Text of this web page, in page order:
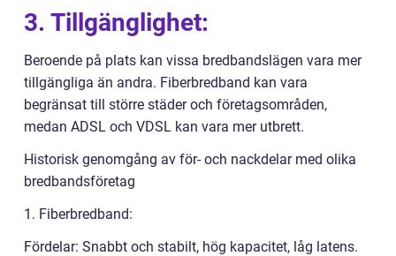
3. Tillgänglighet:
Beroende på plats kan vissa bredbandslägen vara mer
tillgängliga än andra. Fiberbredband kan vara
begränsat till större städer och företagsområden,
medan ADSL och VDSL kan vara mer utbrett.
Historisk genomgång av för- och nackdelar med olika
bredbandsföretag
1. Fiberbredband:
Fördelar: Snabbt och stabilt, hög kapacitet, låg latens.